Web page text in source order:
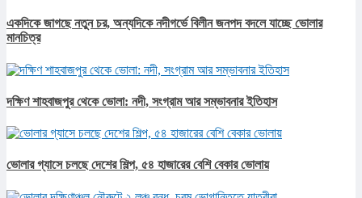
একদিকে জাগছে নতুন চর, অন্যদিকে নদীগর্ভে বিলীন জনপদ বদলে যাচ্ছে ভোলার
মানচিত্র
দক্ষিণ শাহবাজপুর থেকে ভোলা: নদী, সংগ্রাম আর সম্ভাবনার ইতিহাস
ভোলার গ্যাসে চলছে দেশের শিল্প, ৫৪ হাজারের বেশি বেকার ভোলায়